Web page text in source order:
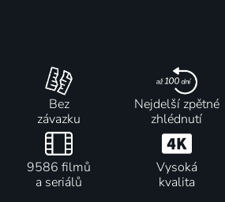
Bez
závazku
Nejdelší zpětné
zhlédnutí
9586 filmů
a seriálů
Vysoká
kvalita